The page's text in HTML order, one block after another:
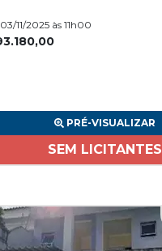
11/2025 às 11h00
PRÉ-VISUALIZAR
SEM LICITANTES